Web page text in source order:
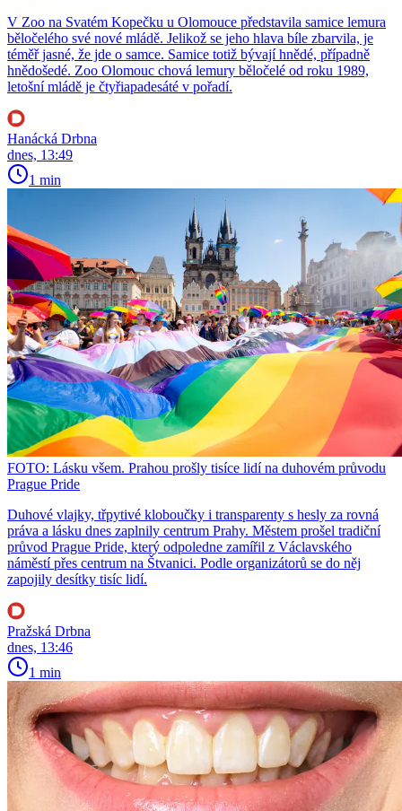
V Zoo na Svatém Kopečku u Olomouce představila samice lemura
běločelého své nové mládě. Jelikož se jeho hlava bíle zbarvila, je
téměř jasné, že jde o samce. Samice totiž bývají hnědé, případně
hnědošedé. Zoo Olomouc chová lemury běločelé od roku 1989,
letošní mládě je čtyřiapadesáté v pořadí.
Hanácká Drbna
dnes, 13:49
1 min
FOTO: Lásku všem. Prahou prošly tisíce lidí na duhovém průvodu
Prague Pride
Duhové vlajky, třpytivé kloboučky i transparenty s hesly za rovná
práva a lásku dnes zaplnily centrum Prahy. Městem prošel tradiční
průvod Prague Pride, který odpoledne zamířil z Václavského
náměstí přes centrum na Štvanici. Podle organizátorů se do něj
zapojily desítky tisíc lidí.
Pražská Drbna
dnes, 13:46
1 min